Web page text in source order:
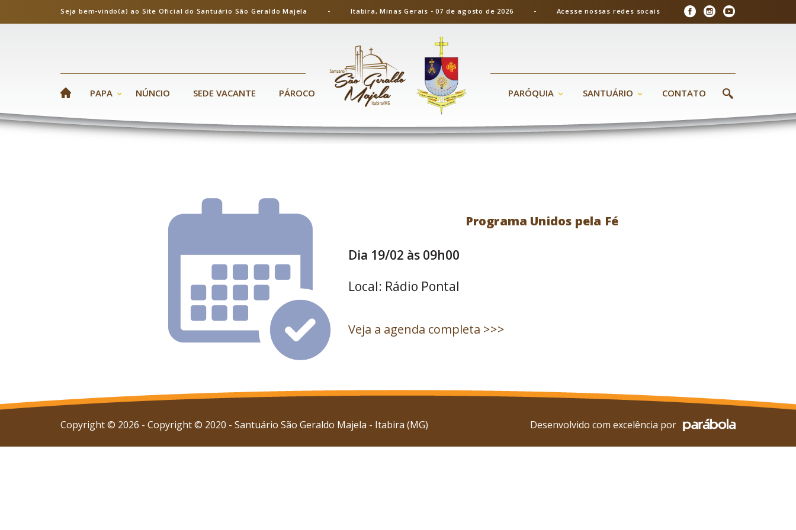
Seja bem-vindo(a) ao Site Oficial do Santuário São Geraldo Majela - Itabira, Minas Gerais - 07 de agosto de 2026 - Acesse nossas redes socais
PAPA NÚNCIO SEDE VACANTE PÁROCO PARÓQUIA SANTUÁRIO CONTATO
Programa Unidos pela Fé
Dia 19/02 às 09h00
Local: Rádio Pontal
Veja a agenda completa >>>
Copyright © 2026 - Copyright © 2020 - Santuário São Geraldo Majela - Itabira (MG) Desenvolvido com excelência por